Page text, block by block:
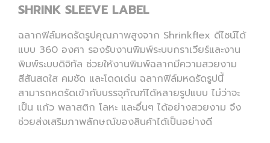
SHRINK SLEEVE LABEL
ฉลากฟิล์มหดรัดรูปคุณภาพสูงจาก Shrinkflex ดีไซน์ได้
แบบ 360 องศา รองรับงานพิมพ์ระบบกราเวียร์และงาน
พิมพ์ระบบดิจิทัล ช่วยให้งานพิมพ์ฉลากมีความสวยงาม
สีสันสดใส คมชัด และโดดเด่น ฉลากฟิล์มหดรัดรูปนี้
สามารถหดรัดเข้ากับบรรจุภัณฑ์ได้หลายรูปแบบ ไม่ว่าจะ
เป็น แก้ว พลาสติก โลหะ และอื่นๆ ได้อย่างสวยงาม จึง
ช่วยส่งเสริมภาพลักษณ์ของสินค้าได้เป็นอย่างดี